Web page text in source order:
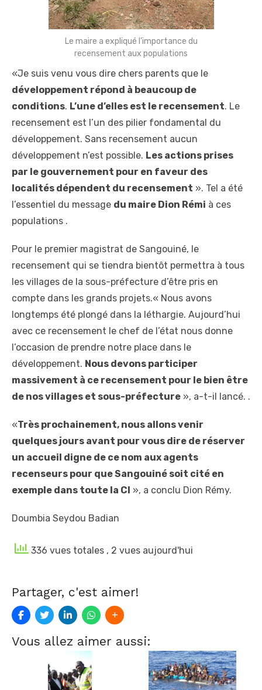
Le maire a expliqué l’importance du
recensement aux populations
«Je suis venu vous dire chers parents que le
développement répond à beaucoup de
conditions. L’une d’elles est le recensement. Le
recensement est l’un des pilier fondamental du
développement. Sans recensement aucun
développement n’est possible. Les actions prises
par le gouvernement pour en faveur des
localités dépendent du recensement ». Tel a été
l’essentiel du message du maire Dion Rémi à ces
populations .
Pour le premier magistrat de Sangouiné, le
recensement qui se tiendra bientôt permettra à tous
les villages de la sous-préfecture d’être pris en
compte dans les grands projets.« Nous avons
longtemps été plongé dans la léthargie. Aujourd’hui
avec ce recensement le chef de l’état nous donne
l’occasion de prendre notre place dans le
développement. Nous devons participer
massivement à ce recensement pour le bien être
de nos villages et sous-préfecture », a-t-il lancé. .
«Très prochainement, nous allons venir
quelques jours avant pour vous dire de réserver
un accueil digne de ce nom aux agents
recenseurs pour que Sangouiné soit cité en
exemple dans toute la CI », a conclu Dion Rémy.
Doumbia Seydou Badian
336 vues totales , 2 vues aujourd'hui
Partager, c'est aimer!
Vous allez aimer aussi: